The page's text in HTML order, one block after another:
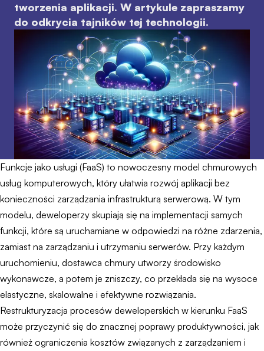
tworzenia aplikacji. W artykule zapraszamy
do odkrycia tajników tej technologii.
Funkcje jako usługi (FaaS) to nowoczesny model chmurowych
usług komputerowych, który ułatwia rozwój aplikacji bez
konieczności zarządzania infrastrukturą serwerową. W tym
modelu, deweloperzy skupiają się na implementacji samych
funkcji, które są uruchamiane w odpowiedzi na różne zdarzenia,
zamiast na zarządzaniu i utrzymaniu serwerów. Przy każdym
uruchomieniu, dostawca chmury utworzy środowisko
wykonawcze, a potem je zniszczy, co przekłada się na wysoce
elastyczne, skalowalne i efektywne rozwiązania.
Restrukturyzacja procesów deweloperskich w kierunku FaaS
może przyczynić się do znacznej poprawy produktywności, jak
również ograniczenia kosztów związanych z zarządzaniem i